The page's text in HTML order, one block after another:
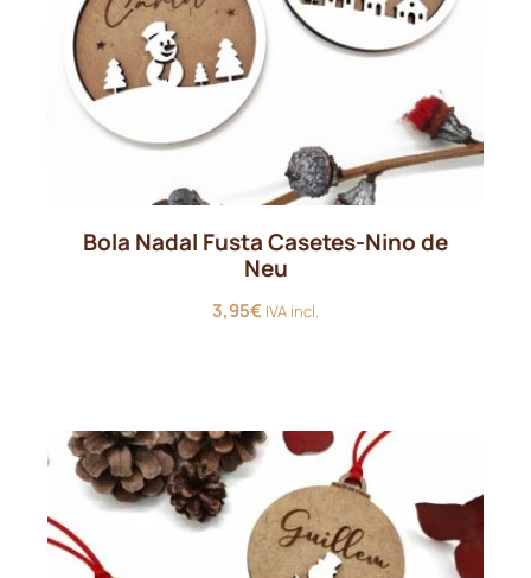
Bola Nadal Fusta Casetes-Nino de
Neu
3,95€ IVA incl.